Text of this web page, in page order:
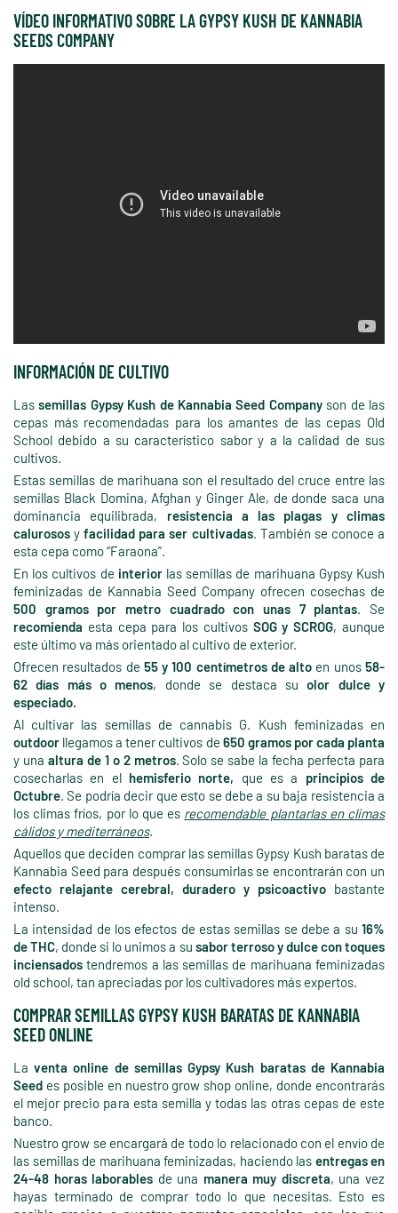
VÍDEO INFORMATIVO SOBRE LA GYPSY KUSH DE KANNABIA
SEEDS COMPANY
INFORMACIÓN DE CULTIVO
Lassemillas Gypsy Kush de Kannabia Seed Companyson de las
cepas más recomendadas para los amantes de las cepas Old
School debido a su característico sabor y a la calidad de sus
cultivos.
Estas semillas de marihuana son el resultado del cruce entre las
semillas Black Domina, Afghan y Ginger Ale, de donde saca una
dominancia equilibrada, resistencia a las plagas y climas
calurosos yfacilidad para ser cultivadas. También se conoce a
esta cepa como “Faraona”.
En los cultivos de interiorlas semillas de marihuana Gypsy Kush
feminizadas de Kannabia Seed Company ofrecen cosechas de
500 gramos por metro cuadrado con unas 7 plantas. Se
recomienda esta cepa para los cultivos SOG y SCROG, aunque
este último va más orientado al cultivo de exterior.
Ofrecen resultados de 55 y 100 centímetros de alto en unos58-
62 días más o menos, donde se destaca suolor dulce y
especiado.
Al cultivar las semillas de cannabis G. Kush feminizadas en
outdoor llegamos a tener cultivos de 650 gramos por cada planta
y una altura de 1 o 2 metros. Solo se sabe la fecha perfecta para
cosecharlas en elhemisferio norte, que es a principios de
Octubre. Se podría decir que esto se debe a su baja resistencia a
los climas fríos, por lo que es recomendable plantarlas en climas
cálidos y mediterráneos.
Aquellos que deciden comprar las semillas Gypsy Kush baratas de
Kannabia Seed para después consumirlas se encontrarán con un
efecto relajante cerebral, duradero y psicoactivo bastante
intenso.
La intensidad de los efectos de estas semillas se debe a su 16%
de THC, donde si lo unimos a su sabor terroso y dulce con toques
inciensados tendremos a las semillas de marihuana feminizadas
old school, tan apreciadas por los cultivadores más expertos.
COMPRAR SEMILLAS GYPSY KUSH BARATAS DE KANNABIA
SEED ONLINE
Laventa online de semillas Gypsy Kush baratas de Kannabia
Seed es posible en nuestro grow shop online, donde encontrarás
el mejor precio para esta semilla y todas las otras cepas de este
banco.
Nuestro grow se encargará de todo lo relacionado con el envío de
las semillas de marihuana feminizadas, haciendo las entregas en
24-48 horas laborables de una manera muy discreta, una vez
hayas terminado de comprar todo lo que necesitas. Esto es